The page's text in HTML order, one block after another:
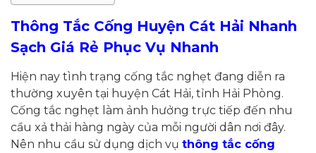
Thông Tắc Cống Huyện Cát Hải Nhanh
Sạch Giá Rẻ Phục Vụ Nhanh
Hiện nay tình trạng cống tắc nghẹt đang diễn ra
thường xuyên tại huyện Cát Hải, tỉnh Hải Phòng.
Cống tắc nghẹt làm ảnh hưởng trực tiếp đến nhu
cầu xả thải hàng ngày của mỗi người dân nơi đây.
Nên nhu cầu sử dụng dịch vụ thông tắc cống